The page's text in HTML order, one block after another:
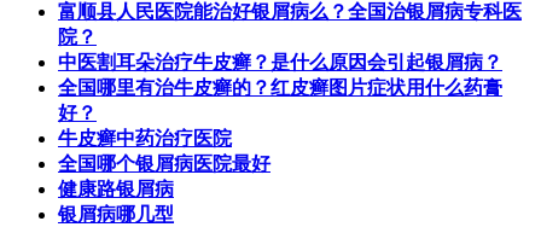
富顺县人民医院能治好银屑病么？全国治银屑病专科医
院？
中医割耳朵治疗牛皮癣？是什么原因会引起银屑病？
全国哪里有治牛皮癣的？红皮癣图片症状用什么药膏
好？
牛皮癣中药治疗医院
全国哪个银屑病医院最好
健康路银屑病
银屑病哪几型